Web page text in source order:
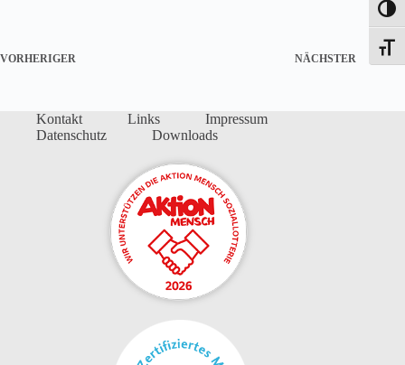
VORHERIGER NÄCHSTER
Kontakt Links
Impressum
Datenschutz
Downloads